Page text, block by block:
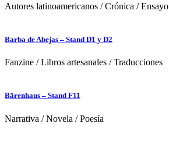
Autores latinoamericanos /Crónica /Ensayo
Barba de Abejas – Stand D1 y D2
Fanzine /Libros artesanales /Traducciones
Bärenhaus – Stand F11
Narrativa /Novela /Poesía